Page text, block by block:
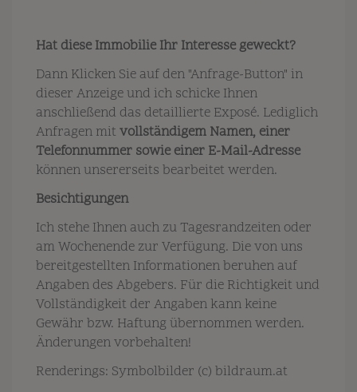
Hat diese Immobilie Ihr Interesse geweckt?
Dann Klicken Sie auf den "Anfrage-Button" in
dieser Anzeige und ich schicke Ihnen
anschließend das detaillierte Exposé. Lediglich
Anfragen mit vollständigem Namen, einer
Telefonnummer sowie einer E-Mail-Adresse
können unsererseits bearbeitet werden.
Besichtigungen
Ich stehe Ihnen auch zu Tagesrandzeiten oder
am Wochenende zur Verfügung. Die von uns
bereitgestellten Informationen beruhen auf
Angaben des Abgebers. Für die Richtigkeit und
Vollständigkeit der Angaben kann keine
Gewähr bzw. Haftung übernommen werden.
Änderungen vorbehalten!
Renderings: Symbolbilder (c) bildraum.at